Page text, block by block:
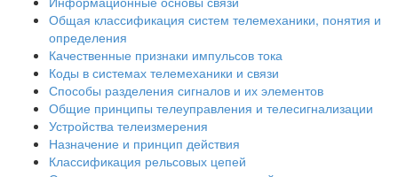
Общая классификация систем телемеханики, понятия и
определения
Качественные признаки импульсов тока
Коды в системах телемеханики и связи
Способы разделения сигналов и их элементов
Общие принципы телеуправления и телесигнализации
Устройства телеизмерения
Назначение и принцип действия
Классификация рельсовых цепей